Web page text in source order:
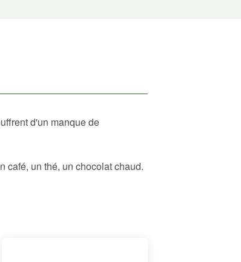
d'un manque de
café, un thé, un chocolat chaud.